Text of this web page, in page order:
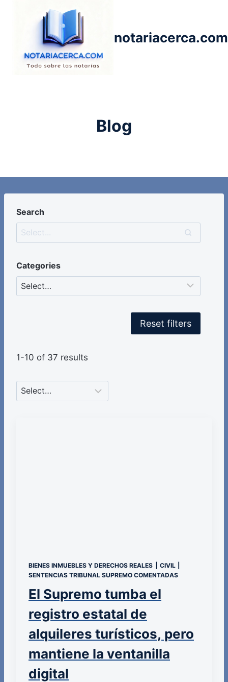
notariacerca.com
Blog
Search
Categories
Reset filters
1-10 of 37 results
BIENES INMUEBLES Y DERECHOS REALES CIVIL
SENTENCIAS TRIBUNAL SUPREMO COMENTADAS
El Supremo tumba el
registro estatal de
alquileres turísticos, pero
mantiene la ventanilla
digital